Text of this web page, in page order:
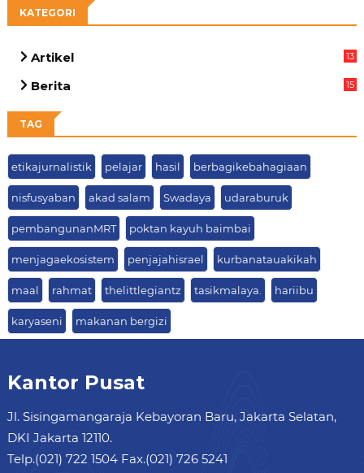
KATEGORI
Artikel
13
Berita
15
TAG
etikajurnalistik pelajar hasil berbagikebahagiaan
nisfusyaban akad salam Swadaya udaraburuk
pembangunanMRT poktan kayuh baimbai
menjagaekosistem penjajahisrael kurbanatauakikah
maal rahmat thelittlegiantz tasikmalaya. hariibu
karyaseni makanan bergizi
Kantor Pusat
Jl. Sisingamangaraja Kebayoran Baru, Jakarta Selatan,
DKI Jakarta 12110.
Telp.(021) 722 1504 Fax.(021) 726 5241